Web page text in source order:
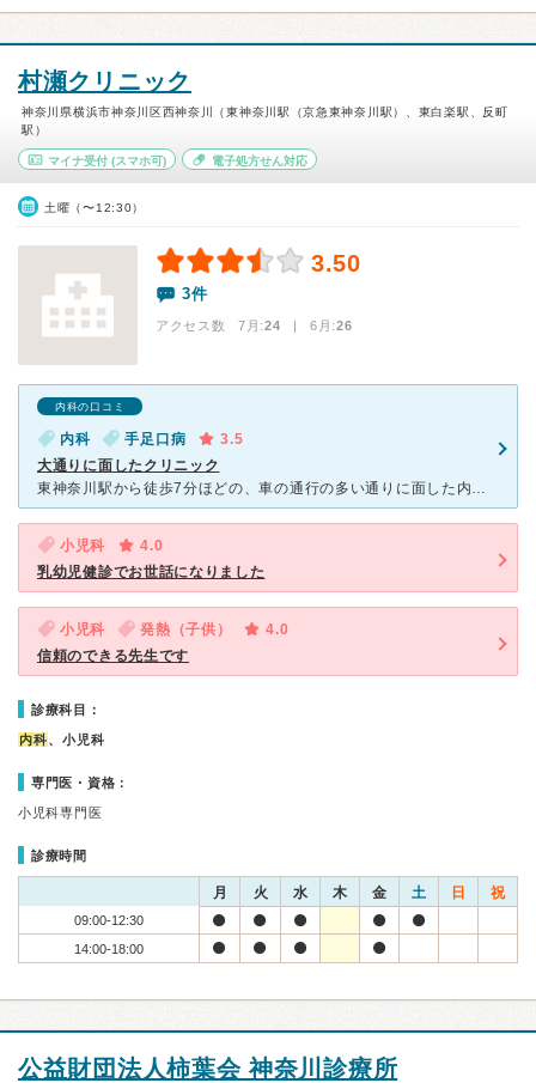
村瀬クリニック
神奈川県横浜市神奈川区西神奈川（東神奈川駅（京急東神奈川駅）、東白楽駅、反町
駅）
マイナ受付 (スマホ可) 電子処方せん対応
土曜（〜12:30）
3.50
3件
アクセス数 7月:24 | 6月:26
内科の口コミ
内科 手足口病
3.5
大通りに面したクリニック
東神奈川駅から徒歩7分ほどの、車の通行の多い通りに面した内科小児科です。 待合室は横長になっていて広めで、入って左側奥にキッズスペースがあります。 診察室の前の廊下の待ちスペースにはアンパンマンな
小児科
4.0
乳幼児健診でお世話になりました
小児科 発熱（子供）
4.0
信頼のできる先生です
診療科目：
内科、小児科
専門医・資格：
小児科専門医
診療時間
月 火 水 木 金 土 日 祝
09:00-12:30
14:00-18:00
公益財団法人柿葉会 神奈川診療所